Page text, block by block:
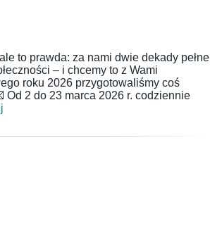
to prawda: za nami dwie dekady pełne
– i chcemy to z Wami
roku 2026 przygotowaliśmy coś
2 do 23 marca 2026 r. codziennie